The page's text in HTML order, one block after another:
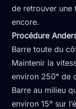
de retrouver une
encore.
Procédure
Barre toute du
Maintenir la
environ 250° de
Barre au milieu
environ 15° sur